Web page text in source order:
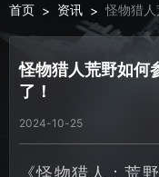
首页 > 资讯 > 怪物猎
了！
怪物猎人荒野如何
了！
2024-10-25
《怪物猎人：荒